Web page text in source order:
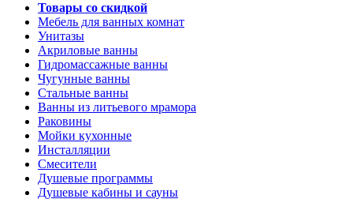
Товары со скидкой
Мебель для ванных комнат
Унитазы
Акриловые ванны
Гидромассажные ванны
Чугунные ванны
Стальные ванны
Ванны из литьевого мрамора
Раковины
Мойки кухонные
Инсталляции
Смесители
Душевые программы
Душевые кабины и сауны